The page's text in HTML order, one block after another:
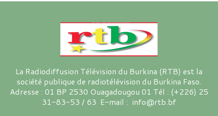
La Radiodiffusion Télévision du Burkina (RTB) est la
société publique de radiotélévision du Burkina Faso.
Adresse : 01 BP 2530 Ouagadougou 01 Tél : (+226) 25
31-83-53 / 63 E-mail : info@rtb.bf